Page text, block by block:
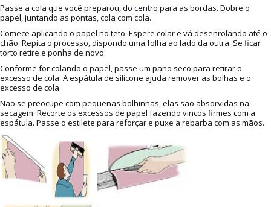
Passe a cola que você preparou, do centro para as bordas. Dobre o
papel, juntando as pontas, cola com cola.
Comece aplicando o papel no teto. Espere colar e vá desenrolando até o
chão. Repita o processo, dispondo uma folha ao lado da outra. Se ficar
torto retire e ponha de novo.
Conforme for colando o papel, passe um pano seco para retirar o
excesso de cola. A espátula de silicone ajuda remover as bolhas e o
excesso de cola.
Não se preocupe com pequenas bolhinhas, elas são absorvidas na
secagem. Recorte os excessos de papel fazendo vincos firmes com a
espátula. Passe o estilete para reforçar e puxe a rebarba com as mãos.